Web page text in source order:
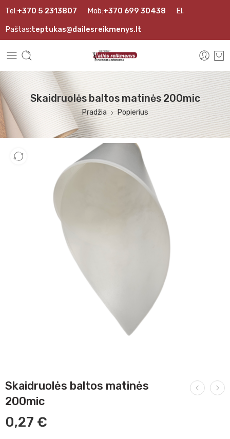
Tel:+370 5 2313807 Mob:+370 699 30438 El.
Paštas:teptukas@dailesreikmenys.lt
Skaidruolės baltos matinės 200mic
Pradžia Popierius
Skaidruolės baltos matinės
200mic
0,27 €